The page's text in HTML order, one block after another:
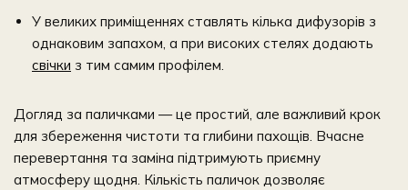
У великих приміщеннях ставлять кілька дифузорів з
однаковим запахом, а при високих стелях додають
свічки з тим самим профілем.
Догляд за паличками — це простий, але важливий крок
для збереження чистоти та глибини пахощів. Вчасне
перевертання та заміна підтримують приємну
атмосферу щодня. Кількість паличок дозволяє